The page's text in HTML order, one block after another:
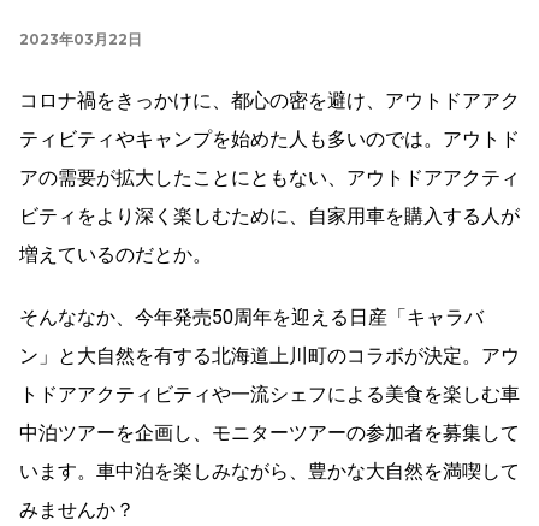
2023年03月22日
コロナ禍をきっかけに、都心の密を避け、アウトドアアク
ティビティやキャンプを始めた人も多いのでは。アウトド
アの需要が拡大したことにともない、アウトドアアクティ
ビティをより深く楽しむために、自家用車を購入する人が
増えているのだとか。
そんななか、今年発売50周年を迎える日産「キャラバ
ン」と大自然を有する北海道上川町のコラボが決定。アウ
トドアアクティビティや一流シェフによる美食を楽しむ車
中泊ツアーを企画し、モニターツアーの参加者を募集して
います。車中泊を楽しみながら、豊かな大自然を満喫して
みませんか？